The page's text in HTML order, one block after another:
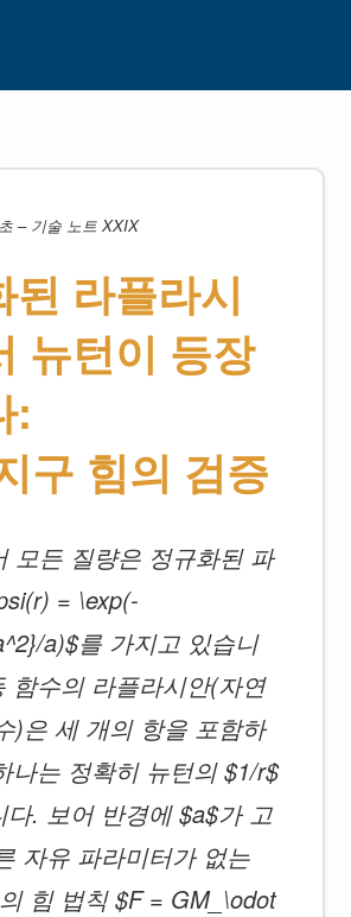
– 기술 노트 XXIX
된 라플라시
뉴턴이 등장
:
구 힘의 검증
모든 질량은 정규화된 파
= \exp(-
a)$를 가지고 있습니
함수의 라플라시안(자연
)은 세 개의 항을 포함하
나는 정확히 뉴턴의 $1/r$
다. 보어 반경에 $a$가 고
자유 파라미터가 없는
힘 법칙 $F = GM_\odot